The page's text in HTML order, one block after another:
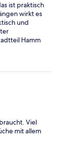
ist praktisch
wirkt es
und
Hamm
Viele
war
Viel
mit allem